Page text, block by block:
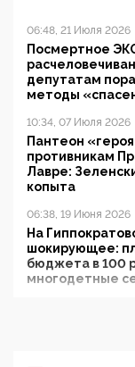
06:48, 21 Июля 2026
Посмертное
депутатам
методы
10:34, 07 Июля 2026
Пантеон
противникам
Лавре:
копыта
06:38, 19 Июня 2026
На
шокирующее:
бюджета в 100
многодетные